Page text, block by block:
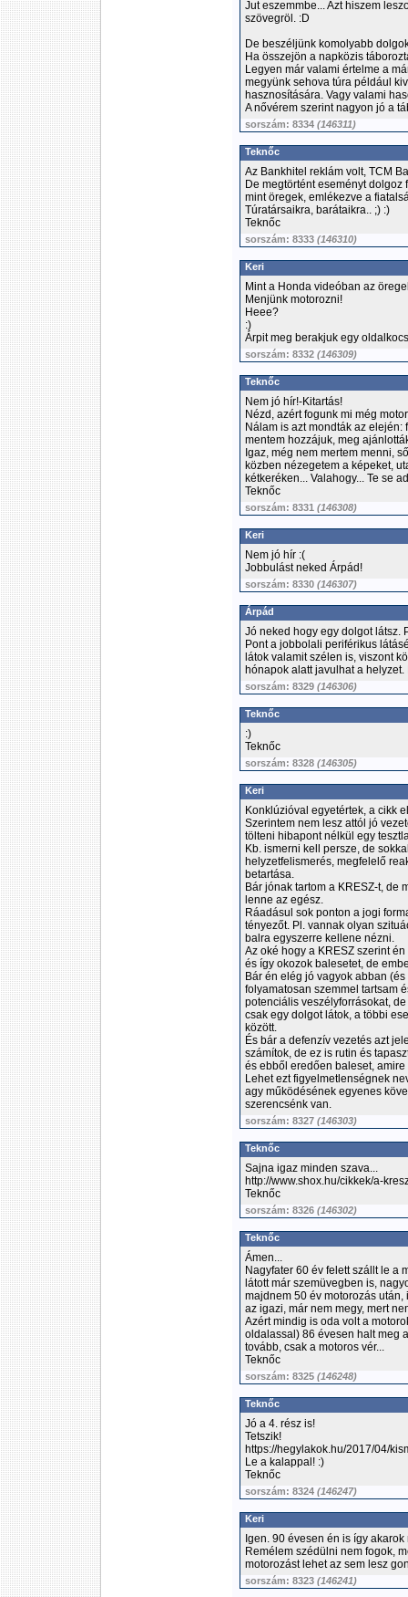
Jut eszemmbe... Azt hiszem
szövegröl. :D
De beszéljünk komolyabb
Ha összejön a napközis
Legyen már valami értelme a
megyünk sehova túra például
hasznosítására. Vagy valami
A nővérem szerint nagyon jó a
sorszám: 8334 (146311)
Teknőc
Az Bankhitel reklám volt, TCM
De megtörtént eseményt dolgoz
mint öregek, emlékezve a
Túratársaikra, barátaikra.. ;) :)
Teknőc
sorszám: 8333 (146310)
Keri
Mint a Honda videóban az
Menjünk motorozni!
Heee?
:)
Árpit meg berakjuk egy
sorszám: 8332 (146309)
Teknőc
Nem jó hír!-Kitartás!
Nézd, azért fogunk mi még
Nálam is azt mondták az
mentem hozzájuk, meg
Igaz, még nem mertem menni,
közben nézegetem a képeket,
kétkeréken... Valahogy... Te se
Teknőc
sorszám: 8331 (146308)
Keri
Nem jó hír :(
Jobbulást neked Árpád!
sorszám: 8330 (146307)
Árpád
Jó neked hogy egy dolgot látsz.
Pont a jobbolali periférikus
látok valamit szélen is, viszont
hónapok alatt javulhat a
sorszám: 8329 (146306)
Teknőc
:)
Teknőc
sorszám: 8328 (146305)
Keri
Konklúzióval egyetértek, a cikk
Szerintem nem lesz attól jó
tölteni hibapont nélkül egy
Kb. ismerni kell persze, de
helyzetfelismerés, megfelelő
betartása.
Bár jónak tartom a KRESZ-t, de
lenne az egész.
Ráadásul sok ponton a jogi
tényezőt. Pl. vannak olyan
balra egyszerre kellene nézni.
Az oké hogy a KRESZ szerint
és így okozok balesetet, de
Bár én elég jó vagyok abban
folyamatosan szemmel tartsam
potenciális veszélyforrásokat,
csak egy dolgot látok, a többi
között.
És bár a defenzív vezetés azt
számítok, de ez is rutin és
és ebből eredően baleset, amire
Lehet ezt figyelmetlenségnek
agy működésének egyenes
szerencsénk van.
sorszám: 8327 (146303)
Teknőc
Sajna igaz minden szava...
http://www.shox.hu/cikkek/a-
Teknőc
sorszám: 8326 (146302)
Teknőc
Ámen...
Nagyfater 60 év felett szállt le a
látott már szemüvegben is,
majdnem 50 év motorozás
az igazi, már nem megy, mert
Azért mindig is oda volt a
oldalassal) 86 évesen halt meg
tovább, csak a motoros vér...
Teknőc
sorszám: 8325 (146248)
Teknőc
Jó a 4. rész is!
Tetszik!
https://hegylakok.hu/2017/04/
Le a kalappal! :)
Teknőc
sorszám: 8324 (146247)
Keri
Igen. 90 évesen én is így akarok
Remélem szédülni nem fogok,
motorozást lehet az sem lesz
sorszám: 8323 (146241)